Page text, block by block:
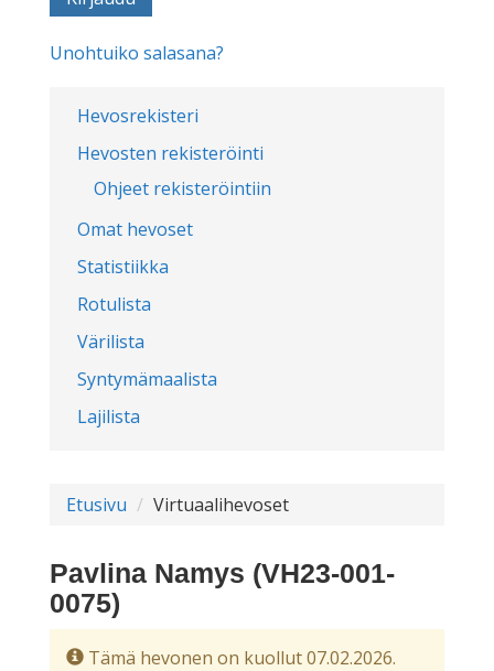
Hevosrekisteri
Hevosten rekisteröinti
Ohjeet rekisteröintiin
Omat hevoset
Statistiikka
Rotulista
Värilista
Syntymämaalista
Lajilista
Unohtuiko salasana?
Etusivu Virtuaalihevoset
Pavlina Namys (VH23-001-
0075)
Tämä hevonen on kuollut 07.02.2026.